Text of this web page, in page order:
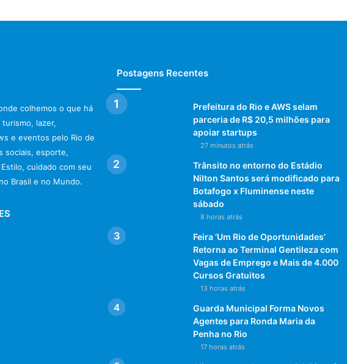
colhemos o que há
lazer,
e eventos pelo Rio de
sociais, esporte,
cuidado com seu
Brasil e no Mundo.
Postagens Recentes
Prefeitura do Rio e AWS selam
parceria de R$ 20,5 milhões para
apoiar startups
27 minutos atrás
Trânsito no entorno do Estádio
Nilton Santos será modificado para
Botafogo x Fluminense neste
sábado
8 horas atrás
Feira ‘Um Rio de Oportunidades’
Retorna ao Terminal Gentileza com
Vagas de Emprego e Mais de 4.000
Cursos Gratuitos
13 horas atrás
Guarda Municipal Forma Novos
Agentes para Ronda Maria da
Penha no Rio
17 horas atrás